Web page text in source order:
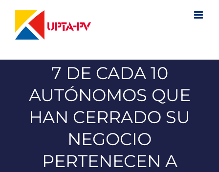
contenido
7 DE CADA 10
AUTÓNOMOS QUE
HAN CERRADO SU
NEGOCIO
PERTENECEN A